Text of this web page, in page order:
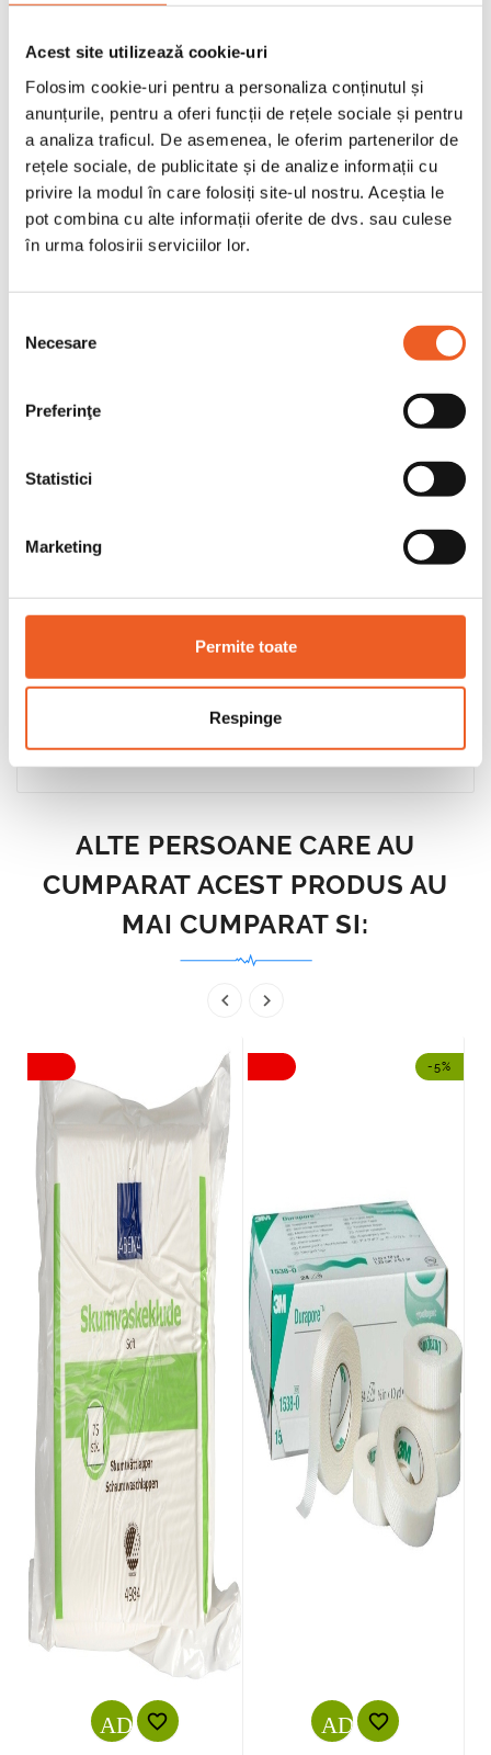
Acest site utilizează cookie-uri
Folosim cookie-uri pentru a personaliza conținutul și
anunțurile, pentru a oferi funcții de rețele sociale și pentru
a analiza traficul. De asemenea, le oferim partenerilor de
rețele sociale, de publicitate și de analize informații cu
privire la modul în care folosiți site-ul nostru. Aceștia le
pot combina cu alte informații oferite de dvs. sau culese
în urma folosirii serviciilor lor.
consimțământului
Necesare
Preferinţe
Statistici
Marketing
Permite toate
Respinge
pentru pielea uscata si este cunoscuta
pentruantioxidantii sai.
Datorita aplicatorului sau de
pulverizare, este igienic, practic si
poate fi folosit pentru intregul corp.
Reface pielea crapata.
Fabricat in Danemarca
Certificari
ALTE PERSOANE CARE AU
CUMPARAT ACEST PRODUS AU
MAI CUMPARAT SI:
 
ADD_SHOPPING_CART

-5%
